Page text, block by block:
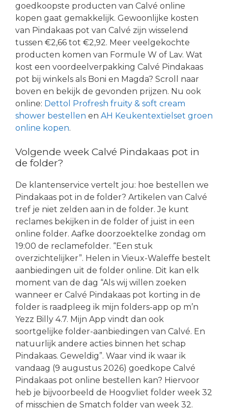
goedkoopste producten van Calvé online
kopen gaat gemakkelijk. Gewoonlijke kosten
van Pindakaas pot van Calvé zijn wisselend
tussen €2,66 tot €2,92. Meer veelgekochte
producten komen van Formule W of Lav. Wat
kost een voordeelverpakking Calvé Pindakaas
pot bij winkels als Boni en Magda? Scroll naar
boven en bekijk de gevonden prijzen. Nu ook
online: Dettol Profresh fruity & soft cream
shower bestellen en AH Keukentextielset groen
online kopen.
Volgende week Calvé Pindakaas pot in
de folder?
De klantenservice vertelt jou: hoe bestellen we
Pindakaas pot in de folder? Artikelen van Calvé
tref je niet zelden aan in de folder. Je kunt
reclames bekijken in de folder of juist in een
online folder. Aafke doorzoektelke zondag om
19:00 de reclamefolder. “Een stuk
overzichtelijker”. Helen in Vieux-Waleffe bestelt
aanbiedingen uit de folder online. Dit kan elk
moment van de dag “Als wij willen zoeken
wanneer er Calvé Pindakaas pot korting in de
folder is raadpleeg ik mijn folders-app op m’n
Yezz Billy 4.7. Mijn App vindt dan ook
soortgelijke folder-aanbiedingen van Calvé. En
natuurlijk andere acties binnen het schap
Pindakaas. Geweldig”. Waar vind ik waar ik
vandaag (9 augustus 2026) goedkope Calvé
Pindakaas pot online bestellen kan? Hiervoor
heb je bijvoorbeeld de Hoogvliet folder week 32
of misschien de Smatch folder van week 32.